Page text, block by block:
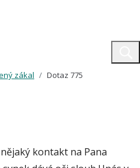
zákal Dotaz 775
kontakt na Pana